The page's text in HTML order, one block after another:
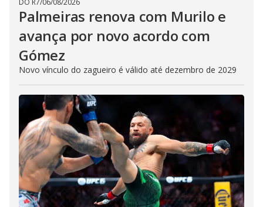
Palmeiras renova com Murilo e
avança por novo acordo com
Gómez
Novo vínculo do zagueiro é válido até dezembro de 2029